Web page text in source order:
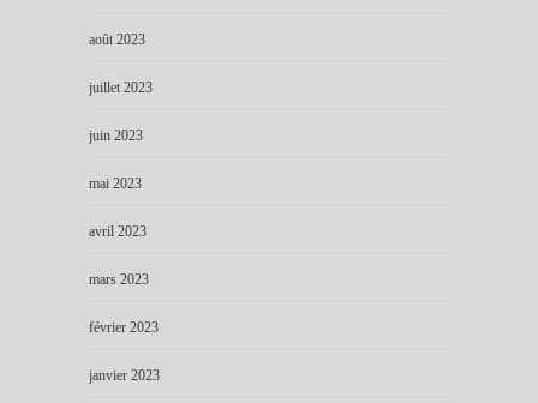
août 2023
juillet 2023
juin 2023
mai 2023
avril 2023
mars 2023
février 2023
janvier 2023